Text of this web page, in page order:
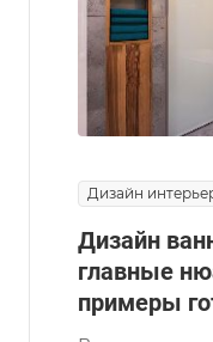
Дизайн
Дизайн
главные
примеры